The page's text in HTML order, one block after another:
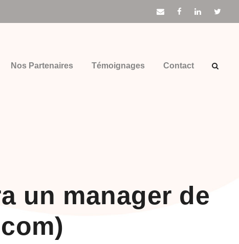
Nos Partenaires Témoignages Contact
un manager de